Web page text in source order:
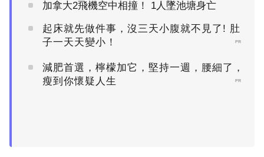
加拿大2飛機空中相撞！ 1人墜池塘身亡
起床就先做件事，沒三天小腹就不見了! 肚
子一天天變小！
PR
減肥首選，檸檬加它，堅持一週，腰細了，
瘦到你懷疑人生
PR